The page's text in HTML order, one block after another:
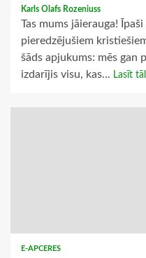
Karls Olafs Rozeniuss
Tas mums jāierauga!
pieredzējušiem
šāds apjukums: mēs gan
izdarījis visu, kas... Lasīt
E-APCERES